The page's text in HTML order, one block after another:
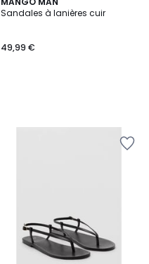
Sandales à lanières cuir
49,99 €